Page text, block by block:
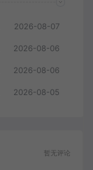
2026-08-07
2026-08-06
2026-08-06
2026-08-05
暂无评论